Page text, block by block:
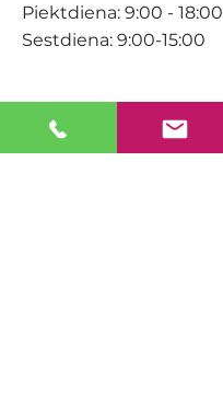
Piektdiena: 9:00 - 18:00
Sestdiena: 9:00-15:00
KONTAKTI